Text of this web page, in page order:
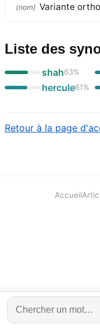
(nom) Variante
Liste des
shah63%
hercule61 %
Retour à la page
Accueil